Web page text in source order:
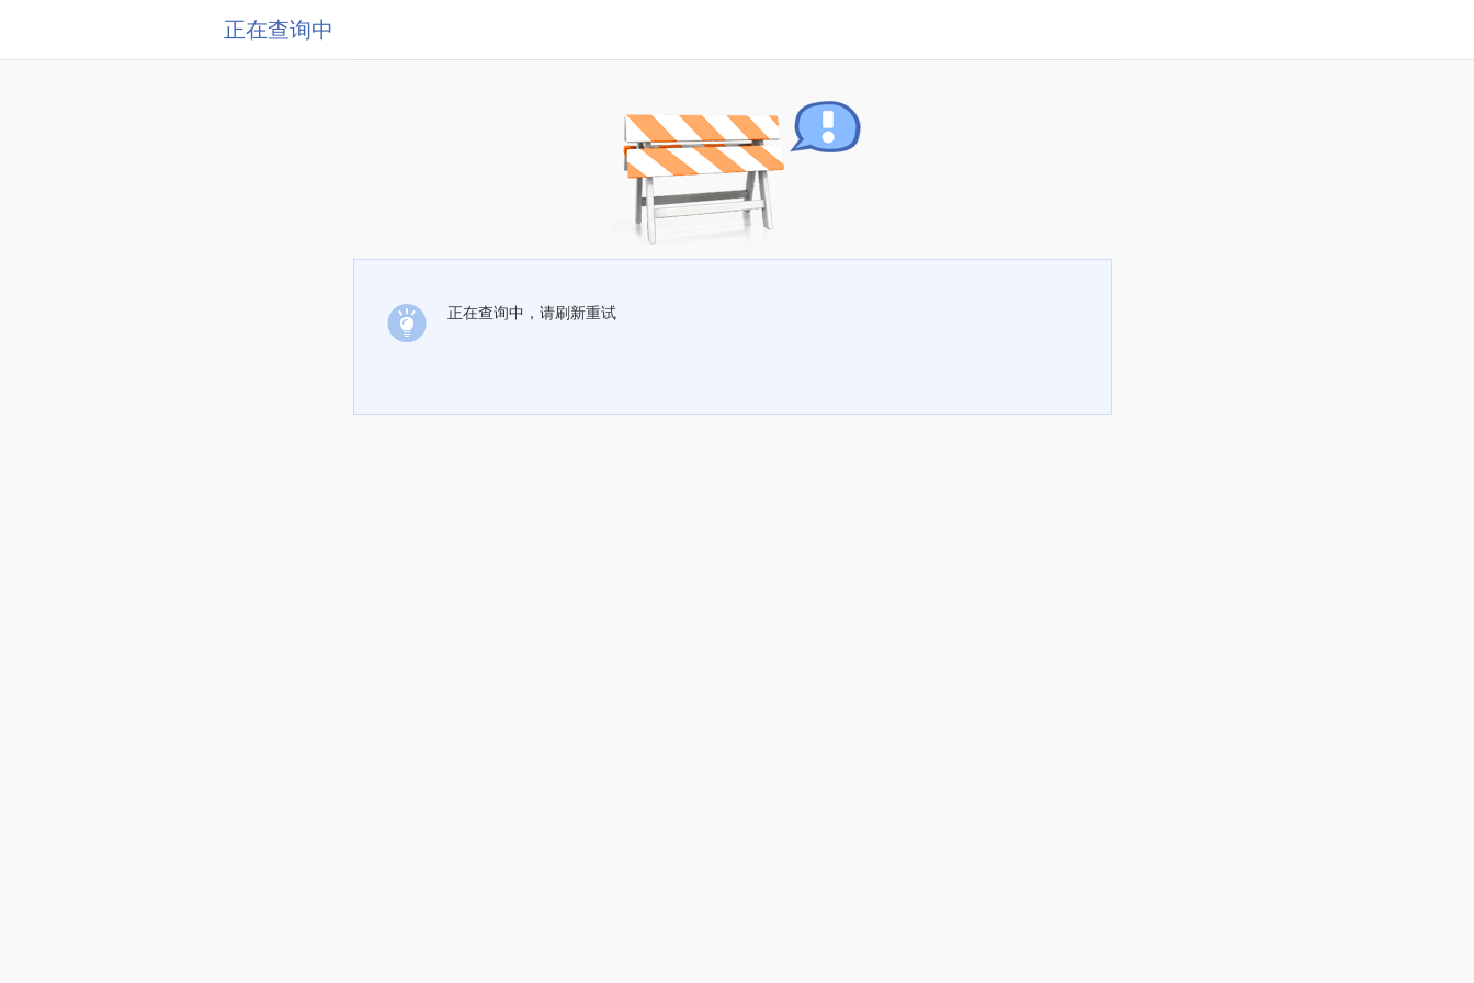
正在查询中
正在查询中，请刷新重试